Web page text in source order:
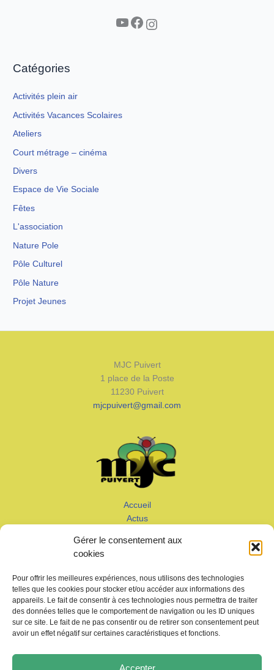
Gérer le consentement aux
cookies
Pour offrir les meilleures expériences, nous utilisons des technologies
telles que les cookies pour stocker et/ou accéder aux informations des
appareils. Le fait de consentir à ces technologies nous permettra de traiter
des données telles que le comportement de navigation ou les ID uniques
sur ce site. Le fait de ne pas consentir ou de retirer son consentement peut
avoir un effet négatif sur certaines caractéristiques et fonctions.
Accepter
YouTube Facebook Instagram
Catégories
Activités plein air
Activités Vacances Scolaires
Ateliers
Court métrage – cinéma
Divers
Espace de Vie Sociale
Fêtes
L'association
Nature Pole
Pôle Culturel
Pôle Nature
Projet Jeunes
MJC Puivert
1 place de la Poste
11230 Puivert
mjcpuivert@gmail.com
Accueil
Actus
Adhérer
Galeries – Vidéos